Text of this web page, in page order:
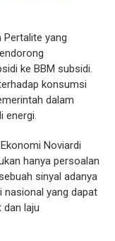
Pertalite yang
ke BBM subsidi.
konsumsi
dalam
energi.
Noviardi
hanya persoalan
sinyal adanya
nasional yang dapat
dan laju